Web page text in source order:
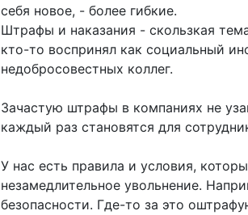
себя новое, - более гибкие.
Штрафы и наказания - скользкая
кто-то воспринял как социальный
недобросовестных коллег.
Зачастую штрафы в компаниях не
каждый раз становятся для
У нас есть правила и условия,
незамедлительное увольнение.
безопасности. Где-то за это